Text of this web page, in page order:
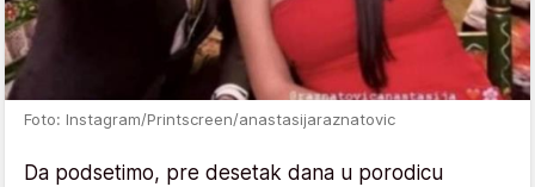
Foto: Instagram/Printscreen/anastasijaraznatovic
Da podsetimo, pre desetak dana u porodicu